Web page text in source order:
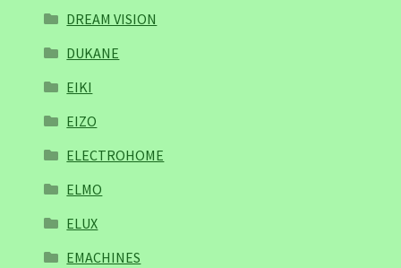
DREAM VISION
DUKANE
EIKI
EIZO
ELECTROHOME
ELMO
ELUX
EMACHINES